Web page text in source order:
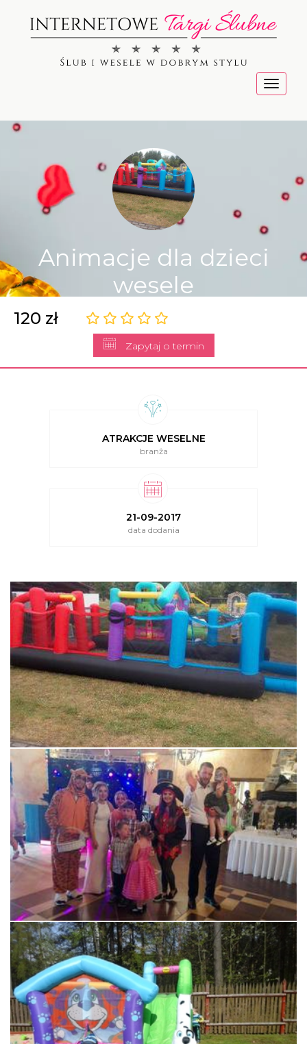
Menu
Animacje dla dzieci
wesele
120 zł
Zapytaj o termin
ATRAKCJE WESELNE
branża
21-09-2017
data dodania